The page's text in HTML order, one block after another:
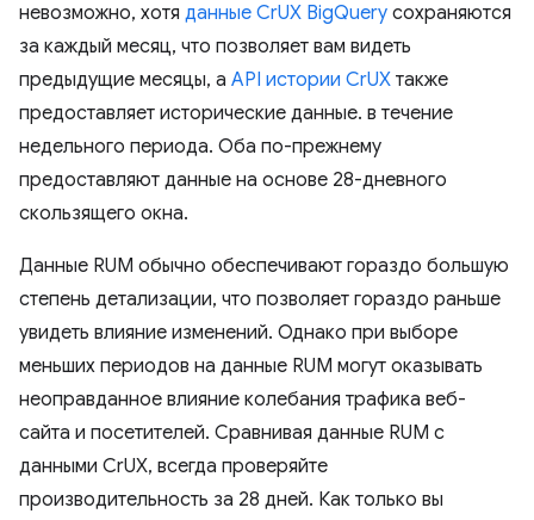
невозможно, хотя данные CrUX BigQuery сохраняются
за каждый месяц, что позволяет вам видеть
предыдущие месяцы, а API истории CrUX также
предоставляет исторические данные. в течение
недельного периода. Оба по-прежнему
предоставляют данные на основе 28-дневного
скользящего окна.
Данные RUM обычно обеспечивают гораздо большую
степень детализации, что позволяет гораздо раньше
увидеть влияние изменений. Однако при выборе
меньших периодов на данные RUM могут оказывать
неоправданное влияние колебания трафика веб-
сайта и посетителей. Сравнивая данные RUM с
данными CrUX, всегда проверяйте
производительность за 28 дней. Как только вы